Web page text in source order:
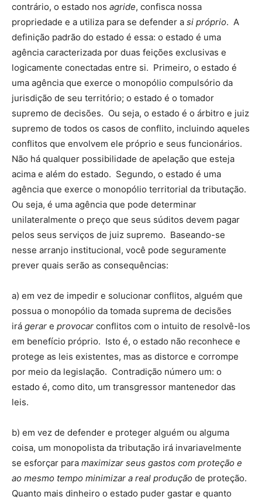
contrário, o estado nos agride, confisca nossa
propriedade e a utiliza para se defender a si próprio. A
definição padrão do estado é essa: o estado é uma
agência caracterizada por duas feições exclusivas e
logicamente conectadas entre si. Primeiro, o estado é
uma agência que exerce o monopólio compulsório da
jurisdição de seu território; o estado é o tomador
supremo de decisões. Ou seja, o estado é o árbitro e juiz
supremo de todos os casos de conflito, incluindo aqueles
conflitos que envolvem ele próprio e seus funcionários.
Não há qualquer possibilidade de apelação que esteja
acima e além do estado. Segundo, o estado é uma
agência que exerce o monopólio territorial da tributação.
Ou seja, é uma agência que pode determinar
unilateralmente o preço que seus súditos devem pagar
pelos seus serviços de juiz supremo. Baseando-se
nesse arranjo institucional, você pode seguramente
prever quais serão as consequências:
a) em vez de impedir e solucionar conflitos, alguém que
possua o monopólio da tomada suprema de decisões
irá gerar e provocar conflitos com o intuito de resolvê-los
em benefício próprio. Isto é, o estado não reconhece e
protege as leis existentes, mas as distorce e corrompe
por meio da legislação. Contradição número um: o
estado é, como dito, um transgressor mantenedor das
leis.
b) em vez de defender e proteger alguém ou alguma
coisa, um monopolista da tributação irá invariavelmente
se esforçar para maximizar seus gastos com proteção e
ao mesmo tempo minimizar a real produção de proteção.
Quanto mais dinheiro o estado puder gastar e quanto